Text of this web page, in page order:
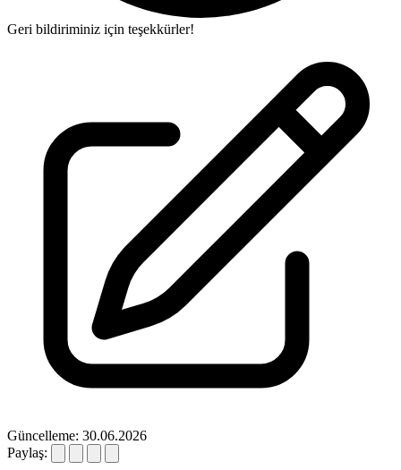
Geri bildiriminiz için teşekkürler!
Güncelleme: 30.06.2026
Paylaş: